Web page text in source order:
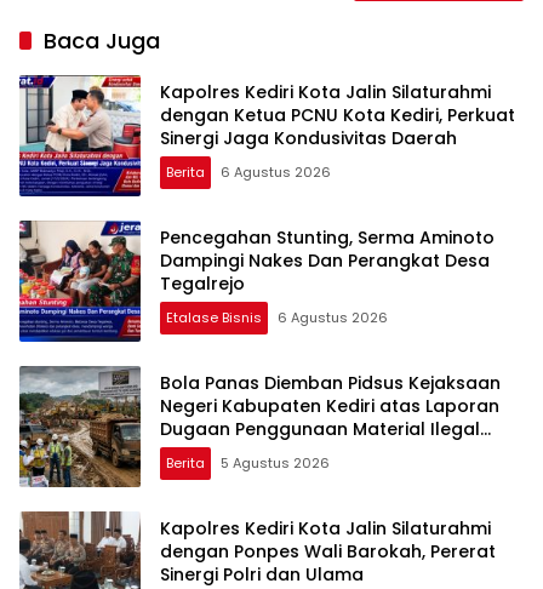
Baca Juga
Kapolres Kediri Kota Jalin Silaturahmi
dengan Ketua PCNU Kota Kediri, Perkuat
Sinergi Jaga Kondusivitas Daerah
Berita 6 Agustus 2026
Pencegahan Stunting, Serma Aminoto
Dampingi Nakes Dan Perangkat Desa
Tegalrejo
Etalase Bisnis 6 Agustus 2026
Bola Panas Diemban Pidsus Kejaksaan
Negeri Kabupaten Kediri atas Laporan
Dugaan Penggunaan Material Ilegal
Proyek Tol Kediri Oleh PT. HASTARI JAYA
SENTOSA
Berita 5 Agustus 2026
Kapolres Kediri Kota Jalin Silaturahmi
dengan Ponpes Wali Barokah, Pererat
Sinergi Polri dan Ulama